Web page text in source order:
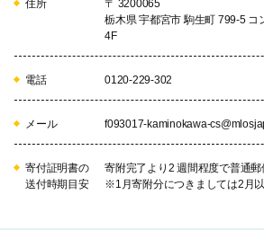
住所
〒 3200065
栃木県 宇都宮市 駒生町 799-5
4F
電話 0120-229-302
メール f093017-kaminokawa-
寄付証明書の
送付時期目安
寄附完了より2 週間程度で普通郵
※1月寄附分につきましては2月